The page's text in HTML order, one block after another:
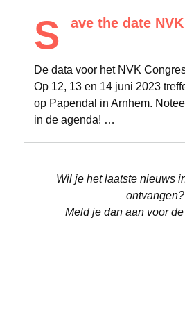
S ave the date
De data voor het NVK
Op 12, 13 en 14 juni 2023
op Papendal in Arnhem.
in de agenda! …
Wil je het laatste nieuws
ontvangen?
Meld je dan aan voor de